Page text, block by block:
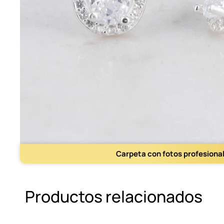
Carpeta con fotos
Productos relacionados